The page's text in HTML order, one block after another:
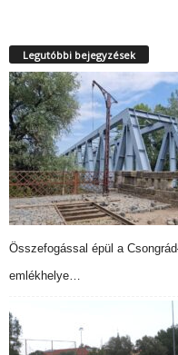
Legutóbbi bejegyzések
Összefogással épül a
emlékhelye…